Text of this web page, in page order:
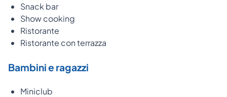
Snack bar
Show cooking
Ristorante
Ristorante con terrazza
Bambini e ragazzi
Miniclub